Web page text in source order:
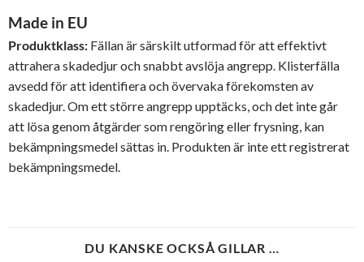
Made in EU
Produktklass:Fällan är särskilt utformad för att effektivt
attrahera skadedjur och snabbt avslöja angrepp. Klisterfälla
avsedd för att identifiera och övervaka förekomsten av
skadedjur. Om ett större angrepp upptäcks, och det inte går
att lösa genom åtgärder som rengöring eller frysning, kan
bekämpningsmedel sättas in. Produkten är inte ett registrerat
bekämpningsmedel.
DU KANSKE OCKSÅ GILLAR …